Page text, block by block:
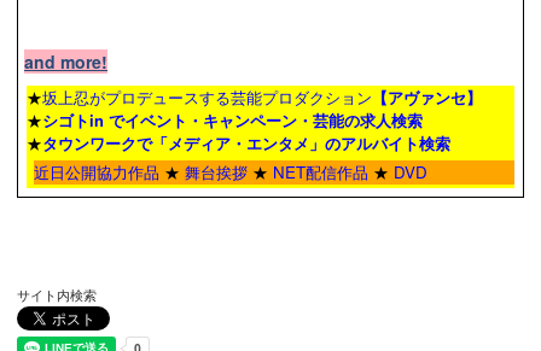
and more!
★坂上忍がプロデュースする芸能プロダクション 【アヴァンセ】
★シゴトin でイベント・キャンペーン・芸能の求人検索
★タウンワークで「メディア・エンタメ」のアルバイト検索
近日公開協力作品 ★ 舞台挨拶 ★ NET配信作品 ★ DVD
サイト内検索